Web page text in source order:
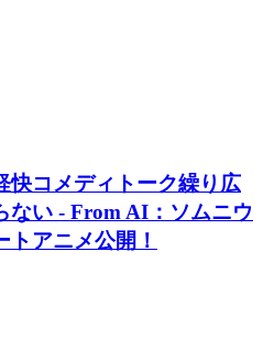
快コメディトーク繰り広
ない - From AI：ソムニウ
トアニメ公開！